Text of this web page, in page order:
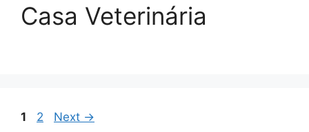
Casa Veterinária
1 2 Next →